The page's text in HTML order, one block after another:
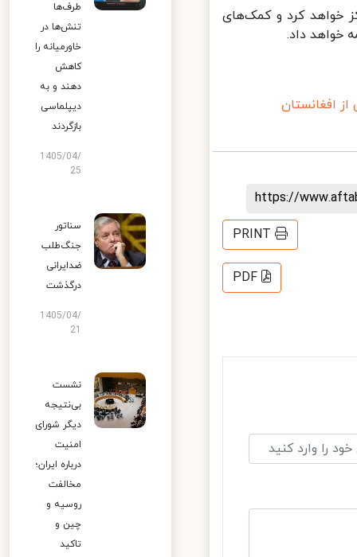
خواهد کرد و کمک‌های
خواهد داد.
افغانستان
https://
PRINT
PDF
طرف‌ها
تنش‌ها در
خاورمیانه را
کاهش
دهند و به
دیپلماسی
بازگردند
1405/04/
25
سناتور
جنگ‌طلب
ضدایرانی
درگذشت
1405/04/
نشست
بی‌نتیجه
دیگر شورای
امنیت
درباره ایران؛
مخالفت
روسیه و
چین و
تاکید